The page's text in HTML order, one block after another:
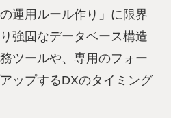
運用ルール作り」に限界
強固なデータベース構造
ツールや、専用のフォー
ップするDXのタイミング